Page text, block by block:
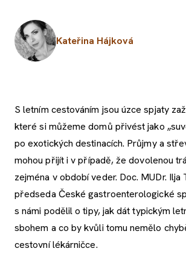
Kateřina Hájková
S letním cestováním jsou úzce spjaty
které si můžeme domů přivést jako
po exotických destinacích. Průjmy a
mohou přijít i v případě, že dovolenou
zejména v období veder. Doc. MUDr. Ilja
předseda České gastroenterologické
s námi podělil o tipy, jak dát typickým
sbohem a co by kvůli tomu nemělo
cestovní lékárničce.